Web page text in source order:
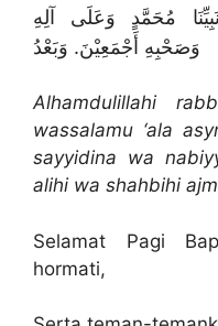
مُحَمَّدٍ وَعَلَى آلِهِ
وَصَحْبِهِ أَجْمَعِيْنَ. وَبَعْدُ
Alhamdulillahi
wassalamu ‘ala
sayyidina wa
alihi wa shahbihi
Selamat Pagi
hormati,